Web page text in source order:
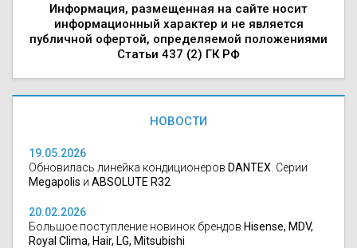
Информация, размещенная на сайте носит
информационный характер и не является
публичной офертой, определяемой положениями
Статьи 437 (2) ГК РФ
НОВОСТИ
19.05.2026
Обновилась линейка кондиционеров DANTEX . Серии
Megapolis и ABSOLUTE R32
20.02.2026
Большое поступление новинок брендов Hisense, MDV,
Royal Clima, Hair, LG, Mitsubishi